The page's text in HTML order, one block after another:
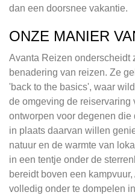
dan een doorsnee vakantie.
ONZE MANIER
Avanta Reizen onderscheidt
benadering van reizen. Ze
'back to the basics', waar
de omgeving de reiservaring
ontworpen voor degenen
in plaats daarvan willen
natuur en de warmte van
in een tentje onder de
bereidt boven een
volledig onder te dompelen